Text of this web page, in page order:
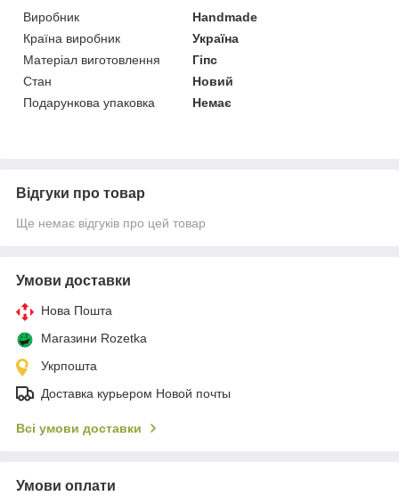
Виробник
Handmade
Країна виробник
Україна
Матеріал виготовлення
Гіпс
Стан
Новий
Подарункова упаковка
Немає
Відгуки про товар
Ще немає відгуків про цей товар
Умови доставки
Нова Пошта
Магазини Rozetka
Укрпошта
Доставка курьером Новой почты
Всі умови доставки
Умови оплати